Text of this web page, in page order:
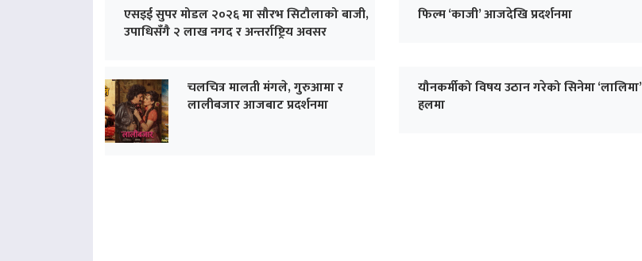
एसइई सुपर मोडल २०२६ मा सौरभ सिटौलाको बाजी,
उपाधिसँगै २ लाख नगद र अन्तर्राष्ट्रिय अवसर
फिल्म ‘काजी’ आजदेखि प्रदर्शनमा
चलचित्र मालती मंगले, गुरुआमा र
लालीबजार आजबाट प्रदर्शनमा
यौनकर्मीको विषय उठान गरेको सिनेमा ‘लालिमा’
हलमा